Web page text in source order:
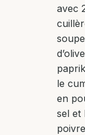
avec
le
en
sel et